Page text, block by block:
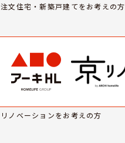
注文住宅・新築戸建てをお考えの方
リノベーションをお考えの方